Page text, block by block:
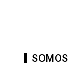
SOMOS